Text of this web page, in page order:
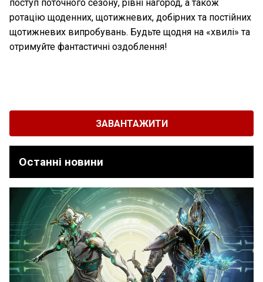
поступ поточного сезону, рівні нагород, а також
ротацію щоденних, щотижневих, добірних та постійних
щотижневих випробувань. Будьте щодня на «хвилі» та
отримуйте фантастичні оздоблення!
ЗАВАНТАЖИТИ
Останні новини